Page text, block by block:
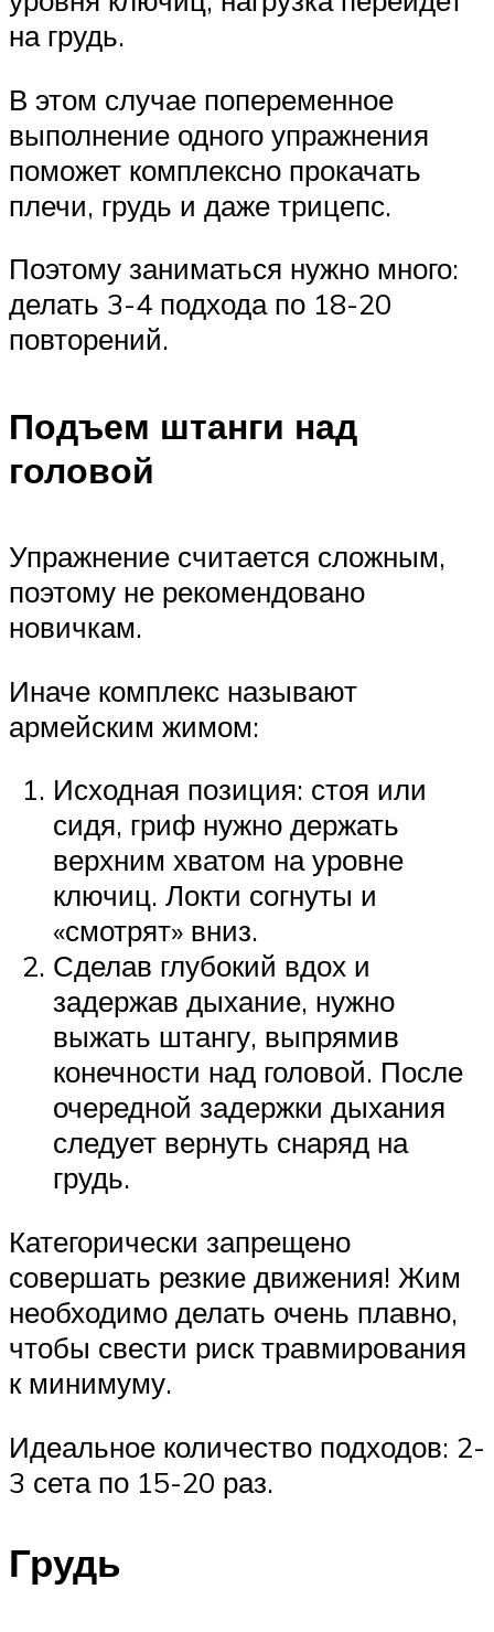
на грудь.
В этом случае попеременное
выполнение одного упражнения
поможет комплексно прокачать
плечи, грудь и даже трицепс.
Поэтому заниматься нужно много:
делать 3-4 подхода по 18-20
повторений.
Подъем штанги над
головой
Упражнение считается сложным,
поэтому не рекомендовано
новичкам.
Иначе комплекс называют
армейским жимом:
Исходная позиция: стоя или
сидя, гриф нужно держать
верхним хватом на уровне
ключиц. Локти согнуты и
«смотрят» вниз.
Сделав глубокий вдох и
задержав дыхание, нужно
выжать штангу, выпрямив
конечности над головой. После
очередной задержки дыхания
следует вернуть снаряд на
грудь.
Категорически запрещено
совершать резкие движения! Жим
необходимо делать очень плавно,
чтобы свести риск травмирования
к минимуму.
Идеальное количество подходов: 2-
3 сета по 15-20 раз.
Грудь